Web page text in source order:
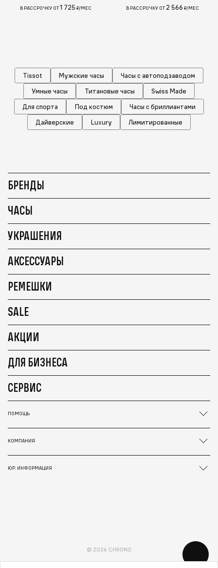
В РАССРОЧКУ ОТ1 725 ₽/МЕС В РАССРОЧКУ ОТ 2 566 ₽/МЕС
Tissot Мужские часы
Часы с автоподзаводом
Умные часы
Титановые часы
Swiss Made
Для спорта
Под костюм
Часы с бриллиантами
Дайверские
Luxury Лимитированные
БРЕНДЫ
ЧАСЫ
УКРАШЕНИЯ
АКСЕССУАРЫ
РЕМЕШКИ
SALE
АКЦИИ
ДЛЯ БИЗНЕСА
СЕРВИС
ПОМОЩЬ
КОМПАНИЯ
ЮР. ИНФОРМАЦИЯ
© 2026 CHRONO